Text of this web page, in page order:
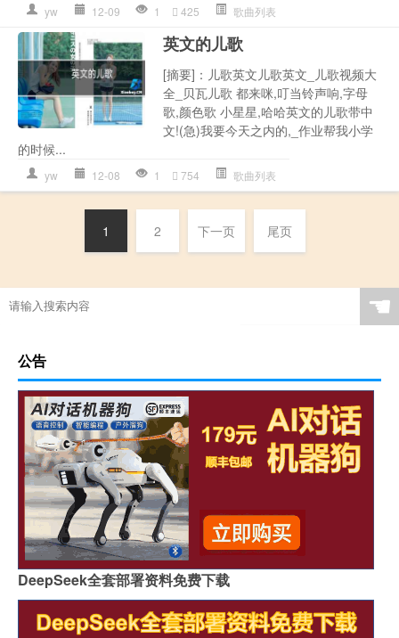
yw 12-09 1 425 歌曲列表
英文的儿歌
[摘要]：儿歌英文儿歌英文_儿歌视频大
全_贝瓦儿歌 都来咪,叮当铃声响,字母
歌,颜色歌 小星星,哈哈英文的儿歌带中
文!(急)我要今天之内的,_作业帮我小学
的时候...
yw 12-08 1 754 歌曲列表
1 2 下一页 尾页
☚
公告
DeepSeek全套部署资料免费下载